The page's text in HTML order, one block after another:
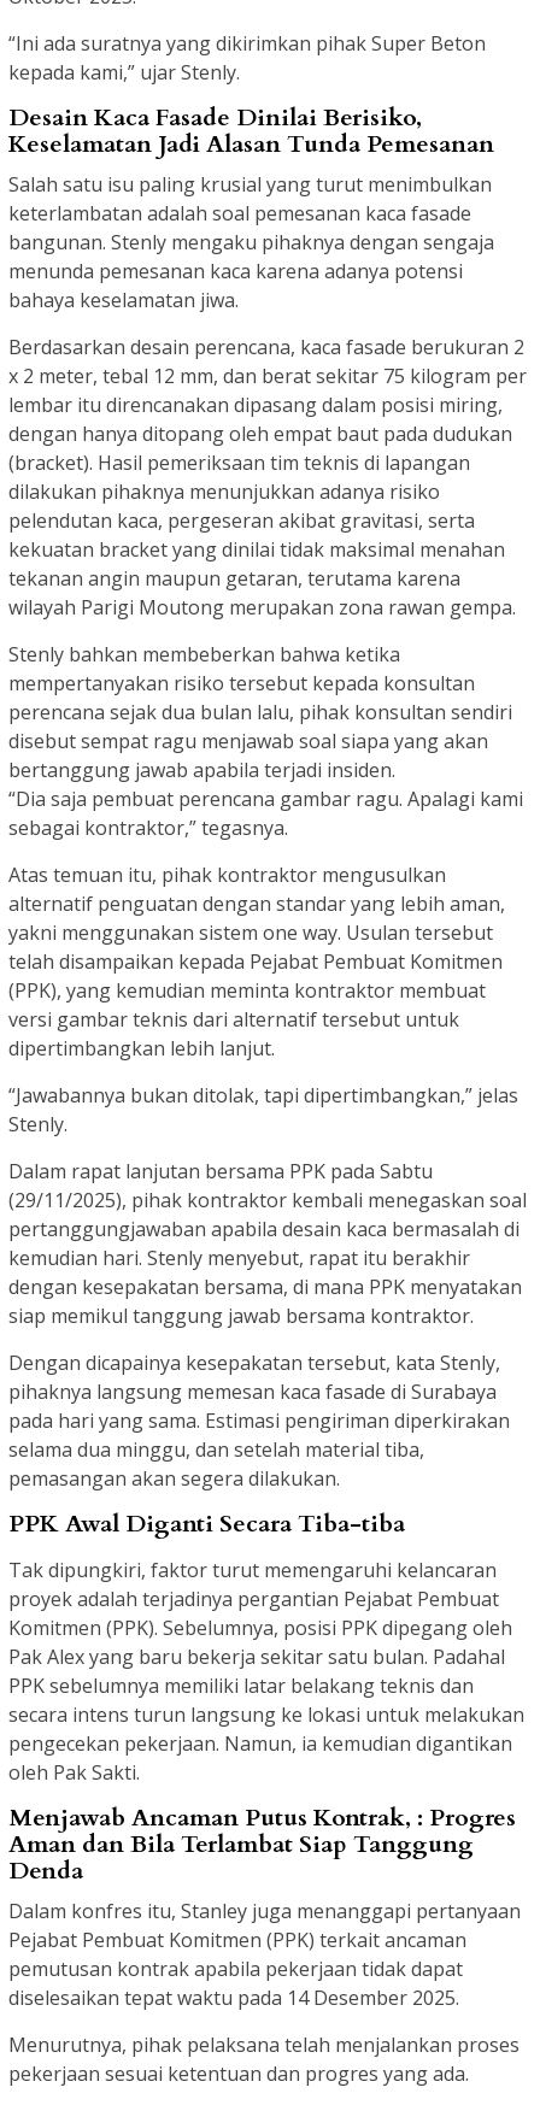
“Ini ada suratnya yang dikirimkan pihak Super Beton
kepada kami,” ujar Stenly.
Desain Kaca Fasade Dinilai Berisiko,
Keselamatan Jadi Alasan Tunda Pemesanan
Salah satu isu paling krusial yang turut menimbulkan
keterlambatan adalah soal pemesanan kaca fasade
bangunan. Stenly mengaku pihaknya dengan sengaja
menunda pemesanan kaca karena adanya potensi
bahaya keselamatan jiwa.
Berdasarkan desain perencana, kaca fasade berukuran 2
x 2 meter, tebal 12 mm, dan berat sekitar 75 kilogram per
lembar itu direncanakan dipasang dalam posisi miring,
dengan hanya ditopang oleh empat baut pada dudukan
(bracket). Hasil pemeriksaan tim teknis di lapangan
dilakukan pihaknya menunjukkan adanya risiko
pelendutan kaca, pergeseran akibat gravitasi, serta
kekuatan bracket yang dinilai tidak maksimal menahan
tekanan angin maupun getaran, terutama karena
wilayah Parigi Moutong merupakan zona rawan gempa.
Stenly bahkan membeberkan bahwa ketika
mempertanyakan risiko tersebut kepada konsultan
perencana sejak dua bulan lalu, pihak konsultan sendiri
disebut sempat ragu menjawab soal siapa yang akan
bertanggung jawab apabila terjadi insiden.
“Dia saja pembuat perencana gambar ragu. Apalagi kami
sebagai kontraktor,” tegasnya.
Atas temuan itu, pihak kontraktor mengusulkan
alternatif penguatan dengan standar yang lebih aman,
yakni menggunakan sistem one way. Usulan tersebut
telah disampaikan kepada Pejabat Pembuat Komitmen
(PPK), yang kemudian meminta kontraktor membuat
versi gambar teknis dari alternatif tersebut untuk
dipertimbangkan lebih lanjut.
“Jawabannya bukan ditolak, tapi dipertimbangkan,” jelas
Stenly.
Dalam rapat lanjutan bersama PPK pada Sabtu
(29/11/2025), pihak kontraktor kembali menegaskan soal
pertanggungjawaban apabila desain kaca bermasalah di
kemudian hari. Stenly menyebut, rapat itu berakhir
dengan kesepakatan bersama, di mana PPK menyatakan
siap memikul tanggung jawab bersama kontraktor.
Dengan dicapainya kesepakatan tersebut, kata Stenly,
pihaknya langsung memesan kaca fasade di Surabaya
pada hari yang sama. Estimasi pengiriman diperkirakan
selama dua minggu, dan setelah material tiba,
pemasangan akan segera dilakukan.
PPK Awal Diganti Secara Tiba-tiba
Tak dipungkiri, faktor turut memengaruhi kelancaran
proyek adalah terjadinya pergantian Pejabat Pembuat
Komitmen (PPK). Sebelumnya, posisi PPK dipegang oleh
Pak Alex yang baru bekerja sekitar satu bulan. Padahal
PPK sebelumnya memiliki latar belakang teknis dan
secara intens turun langsung ke lokasi untuk melakukan
pengecekan pekerjaan. Namun, ia kemudian digantikan
oleh Pak Sakti.
Menjawab Ancaman Putus Kontrak, : Progres
Aman dan Bila Terlambat Siap Tanggung
Denda
Dalam konfres itu, Stanley juga menanggapi pertanyaan
Pejabat Pembuat Komitmen (PPK) terkait ancaman
pemutusan kontrak apabila pekerjaan tidak dapat
diselesaikan tepat waktu pada 14 Desember 2025.
Menurutnya, pihak pelaksana telah menjalankan proses
pekerjaan sesuai ketentuan dan progres yang ada.